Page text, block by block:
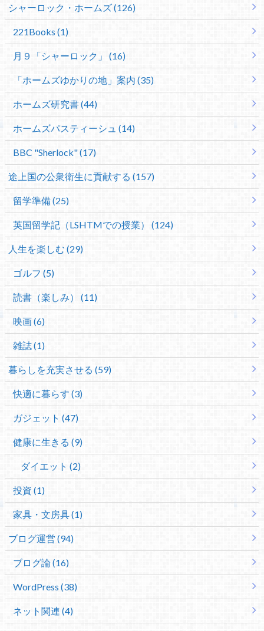
シャーロック・ホームズ (126)
221Books (1)
月９「シャーロック」 (16)
「ホームズゆかりの地」案内 (35)
ホームズ研究書 (44)
ホームズパスティーシュ (14)
BBC "Sherlock" (17)
途上国の公衆衛生に貢献する (157)
留学準備 (25)
英国留学記（LSHTMでの授業） (124)
人生を楽しむ (29)
ゴルフ (5)
読書（楽しみ） (11)
映画 (6)
雑誌 (1)
暮らしを充実させる (59)
快適に暮らす (3)
ガジェット (47)
健康に生きる (9)
ダイエット (2)
投資 (1)
家具・文房具 (1)
ブログ運営 (94)
ブログ論 (16)
WordPress (38)
ネット関連 (4)